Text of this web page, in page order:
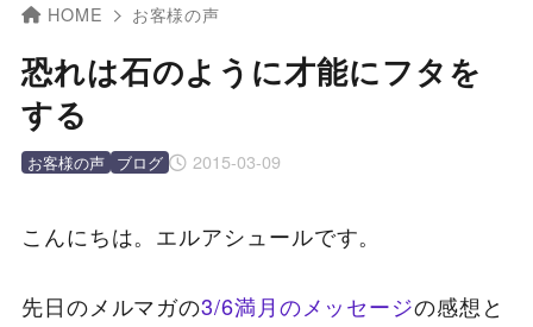
HOME お客様の声
恐れは石のように才能にフタを
する
2015-03-09
お客様の声 ブログ
こんにちは。エルアシュールです。
先日のメルマガの3/6満月のメッセージの感想と